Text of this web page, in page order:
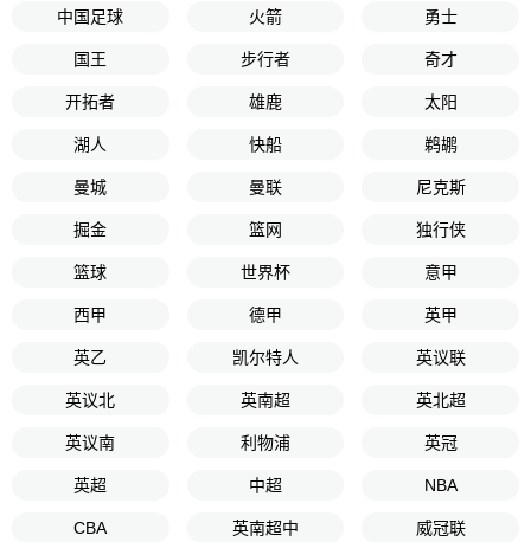
中国足球 火箭 勇士
国王 步行者 奇才
开拓者 雄鹿 太阳
湖人 快船 鹈鹕
曼城 曼联 尼克斯
掘金 篮网 独行侠
篮球 世界杯 意甲
西甲 德甲 英甲
英乙 凯尔特人 英议联
英议北 英南超 英北超
英议南 利物浦 英冠
英超 中超 NBA
CBA 英南超中 威冠联